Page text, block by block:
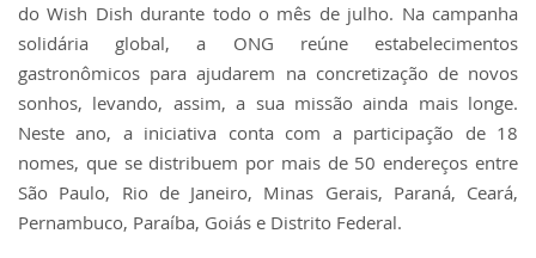
do Wish Dish durante todo o mês de julho. Na campanha
solidária global, a ONG reúne estabelecimentos
gastronômicos para ajudarem na concretização de novos
sonhos, levando, assim, a sua missão ainda mais longe.
Neste ano, a iniciativa conta com a participação de 18
nomes, que se distribuem por mais de 50 endereços entre
São Paulo, Rio de Janeiro, Minas Gerais, Paraná, Ceará,
Pernambuco, Paraíba, Goiás e Distrito Federal.